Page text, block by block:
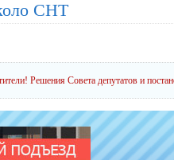
СНТ
Решения Совета депутатов и